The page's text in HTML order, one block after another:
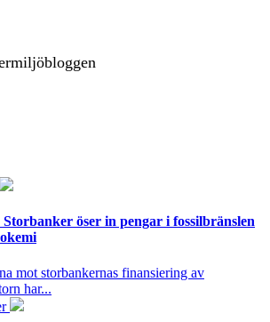
Storbanker öser in pengar i fossilbränslen
mot storbankernas finansiering av
har...